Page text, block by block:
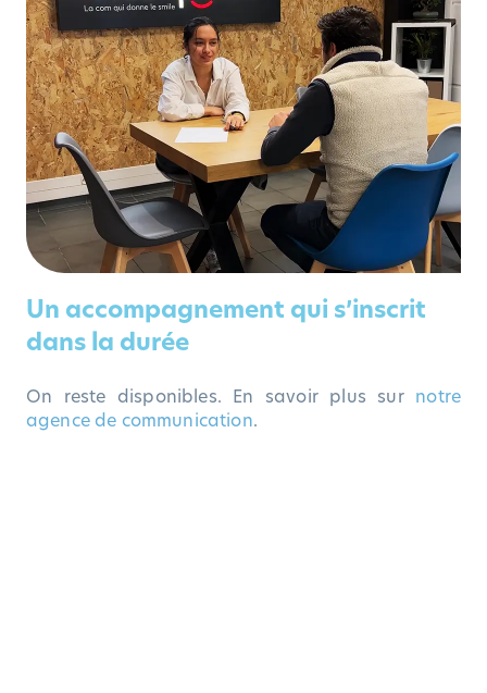
Un accompagnement qui s’inscrit
dans la durée
On reste disponibles. En savoir plus sur notre
agence de communication.